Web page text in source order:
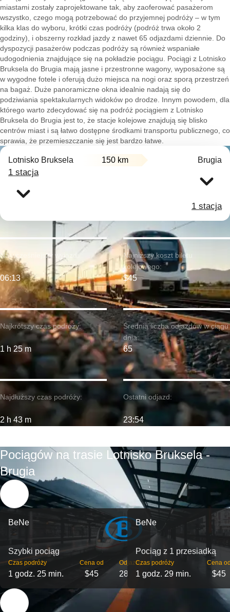
miastami zostały zaprojektowane tak, aby zaoferować pasażerom
wszystko, czego mogą potrzebować do przyjemnej podróży – w tym
kilka klas do wyboru, krótki czas podróży (podróż trwa około 2
godziny), i obszerny rozkład jazdy z nawet 65 odjazdami dziennie. Do
dyspozycji pasażerów podczas podróży są również wspaniałe
udogodnienia znajdujące się na pokładzie pociągu. Pociągi z Lotnisko
Bruksela do Brugia mają jasne i przestronne wagony, wyposażone są
w wygodne fotele i oferują dużo miejsca na nogi oraz sporą przestrzeń
na bagaż. Duże panoramiczne okna idealnie nadają się do
podziwiania spektakularnych widoków po drodze. Innym powodem, dla
którego warto zdecydować się na podróż pociągiem z Lotnisko
Bruksela do Brugia jest to, że stacje kolejowe znajdują się blisko
centrów miast i są łatwo dostępne środkami transportu publicznego, co
sprawia, że przemieszczanie się jest bardzo łatwe.
Lotnisko Bruksela 150 km Brugia
1 stacja
1 stacja
Najkrótszy czas podróży:
1 h 25 m
Najwcześniejszy wyjazd:
06:13
Najdłuższy czas podróży:
2 h 43 m
Najniższy koszt biletu
kolejowego:
$45
Średnia liczba odjazdów w ciągu
dnia:
65
Ostatni odjazd:
23:54
Pociągów na trasie Lotnisko Bruksela -
Brugia
BeNe
Szybki pociąg
Czas podróży
1 godz. 25 min.
Cena od
$45
Odjazdy
28
BeNe
Pociąg z 1 przesiadką
Czas podróży
1 godz. 29 min.
Cena
$45